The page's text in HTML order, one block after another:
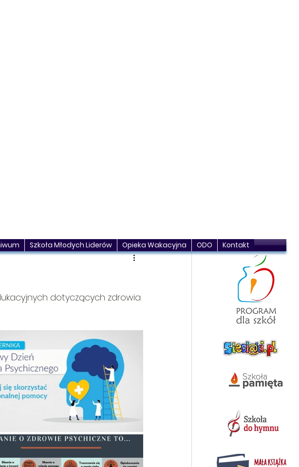
dotyczących zdrowia
Szkoła Młodych Liderów Opieka Wakacyjna ODO Kontakt